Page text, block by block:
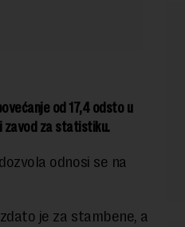
od 17,4 odsto u
zavod za statistiku.
odnosi se na
je za stambene, a